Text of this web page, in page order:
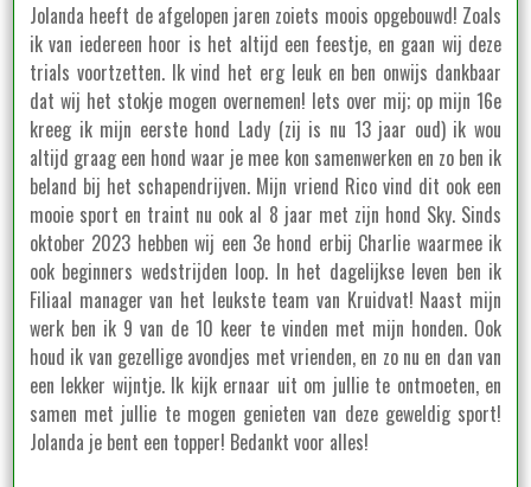
Jolanda heeft de afgelopen jaren zoiets moois opgebouwd! Zoals
ik van iedereen hoor is het altijd een feestje, en gaan wij deze
trials voortzetten. Ik vind het erg leuk en ben onwijs dankbaar
dat wij het stokje mogen overnemen! Iets over mij; op mijn 16e
kreeg ik mijn eerste hond Lady (zij is nu 13 jaar oud) ik wou
altijd graag een hond waar je mee kon samenwerken en zo ben ik
beland bij het schapendrijven. Mijn vriend Rico vind dit ook een
mooie sport en traint nu ook al 8 jaar met zijn hond Sky. Sinds
oktober 2023 hebben wij een 3e hond erbij Charlie waarmee ik
ook beginners wedstrijden loop. In het dagelijkse leven ben ik
Filiaal manager van het leukste team van Kruidvat! Naast mijn
werk ben ik 9 van de 10 keer te vinden met mijn honden. Ook
houd ik van gezellige avondjes met vrienden, en zo nu en dan van
een lekker wijntje. Ik kijk ernaar uit om jullie te ontmoeten, en
samen met jullie te mogen genieten van deze geweldig sport!
Jolanda je bent een topper! Bedankt voor alles!